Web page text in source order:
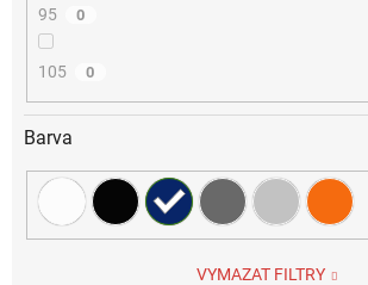
95 0
105 0
Barva
VYMAZAT FILTRY